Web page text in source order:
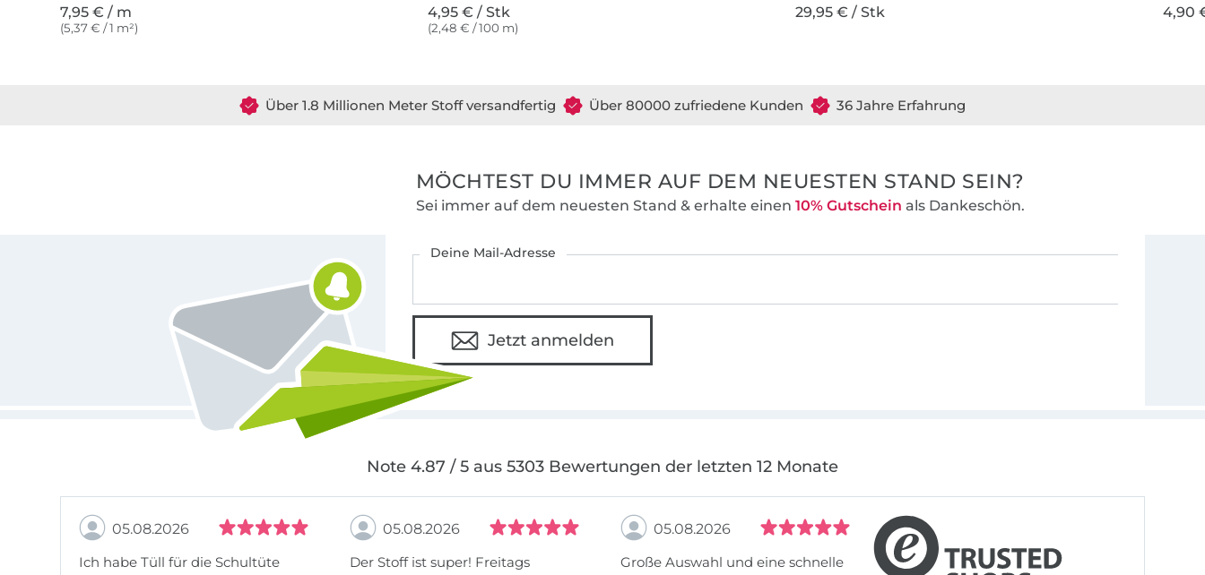
7,95 € / m
(5,37 € / 1 m²)
4,95 € / Stk
(2,48 € / 100 m)
29,95 € / Stk
4,90
Über 1.8 Millionen Meter Stoff versandfertig Über 80000 zufriedene Kunden 36 Jahre Erfahrung
MÖCHTEST DU IMMER AUF DEM NEUESTEN STAND SEIN?
Sei immer auf dem neuesten Stand & erhalte einen 10% Gutschein als Dankeschön.
Deine Mail-Adresse
Jetzt anmelden
Note 4.87 / 5 aus 5303 Bewertungen der letzten 12 Monate
05.08.2026
Ich habe Tüll für die Schultüte
05.08.2026
Der Stoff ist super! Freitags
05.08.2026
Große Auswahl und eine schnelle